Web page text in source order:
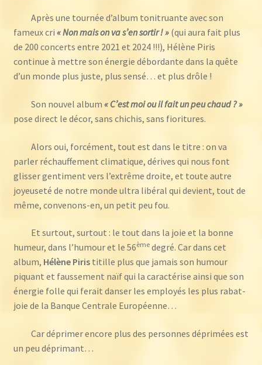
Après une tournée d’album tonitruante avec son
fameux cri « Non mais on va s’en sortir ! »(qui aura fait plus
de 200 concerts entre 2021 et 2024 !!!), Hélène Piris
continue à mettre son énergie débordante dans la quête
d’un monde plus juste, plus sensé… et plus drôle !
Son nouvel album « C’est moi ou il fait un peu chaud ? »
pose direct le décor, sans chichis, sans fioritures.
Alors oui, forcément, tout est dans le titre : on va
parler réchauffement climatique, dérives qui nous font
glisser gentiment vers l’extrême droite, et toute autre
joyeuseté de notre monde ultra libéral qui devient, tout de
même, convenons-en, un petit peu fou.
Et surtout, surtout : le tout dans la joie et la bonne
humeur, dans l’humour et le 56èmedegré. Car dans cet
album, Hélène Piristitille plus que jamais son humour
piquant et faussement naïf qui la caractérise ainsi que son
énergie folle qui ferait danser les employés les plus rabat-
joie de la Banque Centrale Européenne…
Car déprimer encore plus des personnes déprimées est
un peu déprimant…